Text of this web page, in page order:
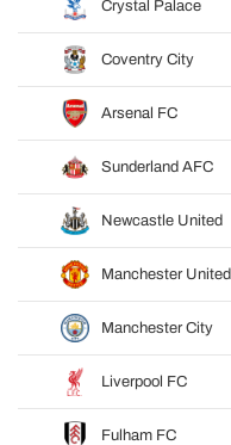
Crystal Palace
Coventry City
Arsenal FC
Sunderland AFC
Newcastle United
Manchester United
Manchester City
Liverpool FC
Fulham FC